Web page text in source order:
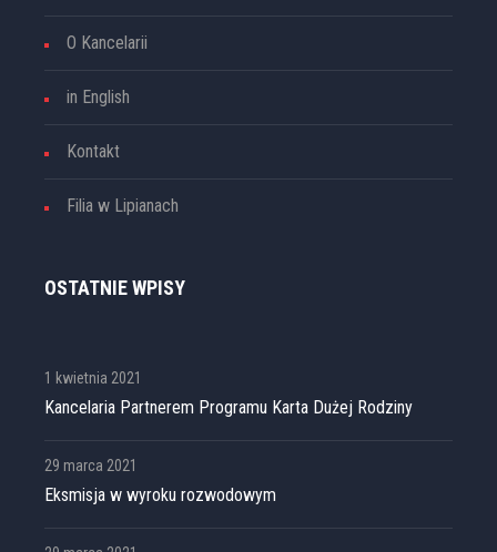
O Kancelarii
in English
Kontakt
Filia w Lipianach
OSTATNIE WPISY
Kancelaria Partnerem Programu Karta Dużej Rodziny
1 kwietnia 2021
Eksmisja w wyroku rozwodowym
29 marca 2021